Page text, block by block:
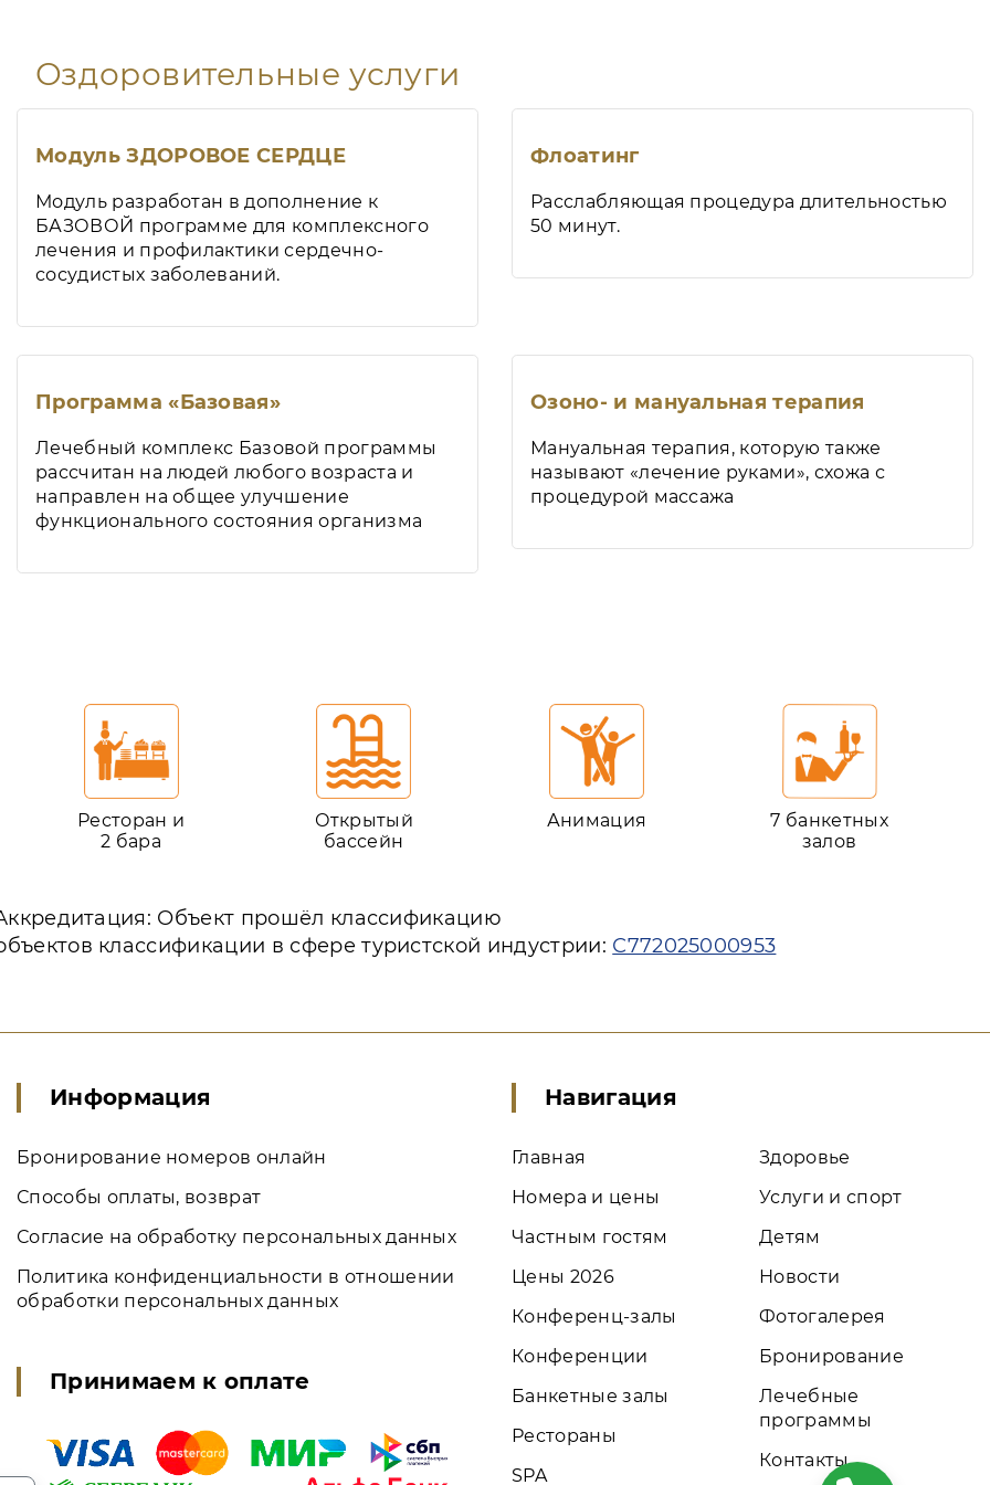
Оздоровительные услуги
Модуль ЗДОРОВОЕ СЕРДЦЕ
Модуль разработан в дополнение к
БАЗОВОЙ программе для комплексного
лечения и профилактики сердечно-
сосудистых заболеваний.
Флоатинг
Расслабляющая процедура длительностью
50 минут.
Программа «Базовая»
Лечебный комплекс Базовой программы
рассчитан на людей любого возраста и
направлен на общее улучшение
функционального состояния организма
Озоно- и мануальная терапия
Мануальная терапия, которую также
называют «лечение руками», схожа с
процедурой массажа
Ресторан и
2 бара
Открытый
бассейн
Анимация
7 банкетных
залов
Объект прошёл классификацию
классификации в сфере туристской индустрии: С772025000953
Информация
Бронирование номеров онлайн
Способы оплаты, возврат
Согласие на обработку персональных данных
Политика конфиденциальности в отношении
обработки персональных данных
Принимаем к оплате
Навигация
Главная
Номера и цены
Частным гостям
Цены 2026
Конференц-залы
Конференции
Банкетные залы
Рестораны
SPA
Здоровье
Услуги и спорт
Детям
Новости
Фотогалерея
Бронирование
Лечебные
программы
Контакты